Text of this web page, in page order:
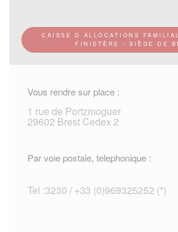
CAISSE D ALLOCATIONS
FINISTÈRE - SIÈGE DE
Vous rendre sur place :
1 rue de Portzmoguer
29602 Brest Cedex 2
Par voie postale, telephonique :
Tel :3230 / +33 (0)969325252 (*)